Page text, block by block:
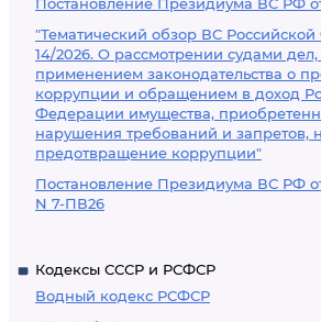
"Тематический обзор ВС
14/2026. О рассмотрении судами
применением законодательства о
коррупции и обращением в доход
Федерации имущества,
нарушения требований и запретов,
предотвращение коррупции"
Постановление Президиума ВС РФ
N 7-ПВ26
Кодексы СССР и РСФСР
Водный кодекс РСФСР